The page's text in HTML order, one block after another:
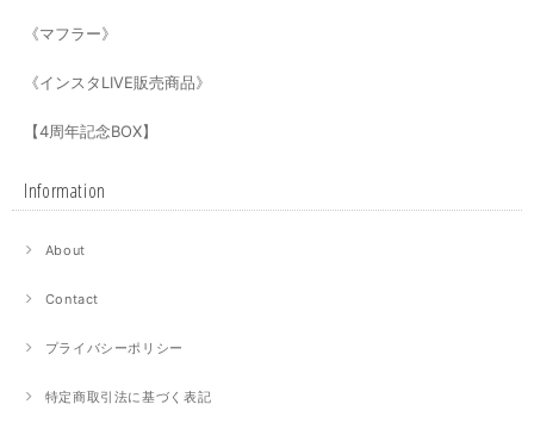
《マフラー》
《インスタLIVE販売商品》
【4周年記念BOX】
Information
About
Contact
プライバシーポリシー
特定商取引法に基づく表記